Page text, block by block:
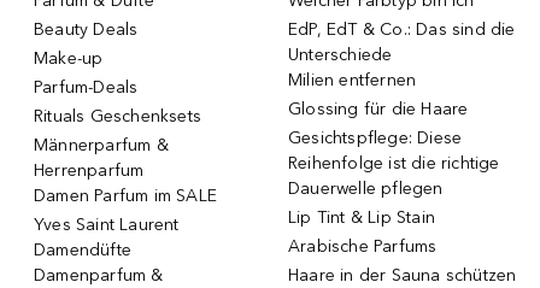
Beauty Deals
Make-up
Parfum-Deals
Rituals Geschenksets
Männerparfum &
Herrenparfum
Damen Parfum im SALE
Yves Saint Laurent
Damendüfte
Damenparfum &
EdP, EdT & Co.: Das sind die
Unterschiede
Milien entfernen
Glossing für die Haare
Gesichtspflege: Diese
Reihenfolge ist die richtige
Dauerwelle pflegen
Lip Tint & Lip Stain
Arabische Parfums
Haare in der Sauna schützen